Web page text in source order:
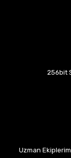
256bit
Uzman